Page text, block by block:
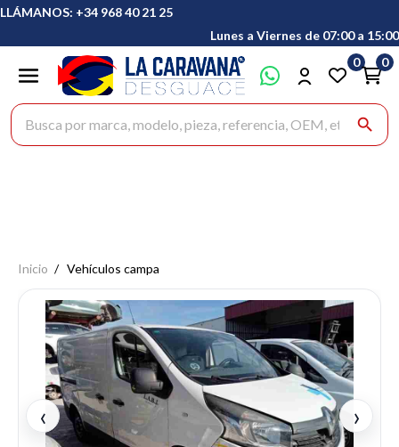
LLÁMANOS: +34 968 40 21 25
Lunes a Viernes de 07:00 a 15:00
Buscar productos
search
0 0
Inicio Vehículos campa
‹ ›